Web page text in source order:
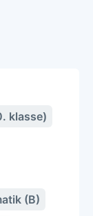
klasse)
(B)